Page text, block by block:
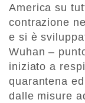
America su
contrazione
e si è
Wuhan –
iniziato a
quarantena
dalle misure